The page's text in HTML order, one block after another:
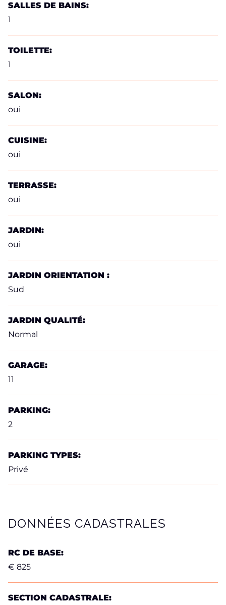
SALLES DE BAINS:
1
TOILETTE:
1
SALON:
oui
CUISINE:
oui
TERRASSE:
oui
JARDIN:
oui
JARDIN ORIENTATION :
Sud
JARDIN QUALITÉ:
Normal
GARAGE:
11
PARKING:
2
PARKING TYPES:
Privé
DONNÉES CADASTRALES
RC DE BASE:
€ 825
SECTION CADASTRALE: